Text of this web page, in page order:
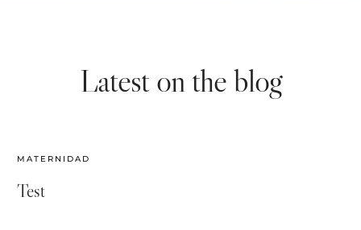
Latest on the blog
MATERNIDAD
Test